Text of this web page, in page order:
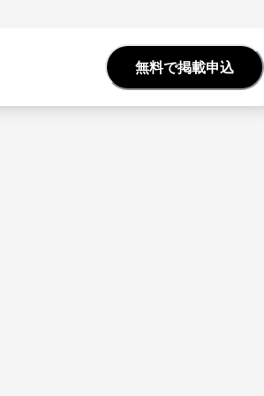
無料で掲載申込